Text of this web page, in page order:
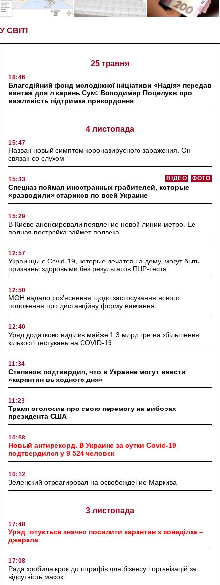
У СВІТІ
25 травня
18:46
Благодійний фонд молодіжної ініціативи «Надія» передав
вантаж для лікарень Сум: Володимир Поцелуєв про
важливість підтримки прикордоння
4 листопада
15:47
Назван новый симптом коронавирусного заражения. Он
связан со слухом
15:33 ФОТО
ВІДЕО
Спецназ поймал иностранных грабителей, которые
«разводили» стариков по всей Украине
15:29
В Киеве анонсировали появление новой линии метро. Ее
полная постройка займет полвека
12:57
Украинцы с Covid-19, которые лечатся на дому, могут быть
признаны здоровыми без результатов ПЦР-теста
12:50
МОН надало роз’яснення щодо застосування нового
положення про дистанційну форму навчання
12:40
Уряд додатково виділив майже 1,3 млрд грн на збільшення
кількості тестувань на COVID-19
11:34
Степанов подтвердил, что в Украине могут ввести
«карантин выходного дня»
11:23
Трамп оголосив про свою перемогу на виборах
президента США
10:58
Новый антирекорд. В Украине за сутки Covid-19
подтвердился у 9 524 человек
10:12
Зеленский отреагировал на освобождение Маркива
3 листопада
17:48
Уряд готується значно посилити карантин з понеділка –
джерела
17:08
Рада зробила крок до штрафів для бізнесу і організацій за
відсутність масок